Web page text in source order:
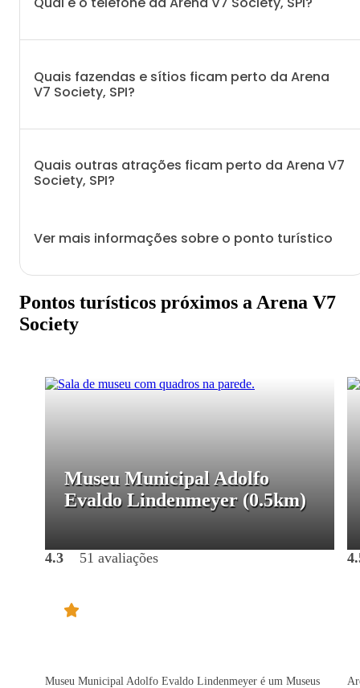
Quais fazendas e sítios ficam perto da Arena
V7 Society, SPI?
Quais outras atrações ficam perto da Arena V7
Society, SPI?
Ver mais informações sobre o ponto turístico
Pontos turísticos próximos a Arena V7
Society
Museu Municipal Adolfo
Evaldo Lindenmeyer (0.5km)
4.3 51 avaliações
Museu Municipal Adolfo Evaldo Lindenmeyer é um Museus